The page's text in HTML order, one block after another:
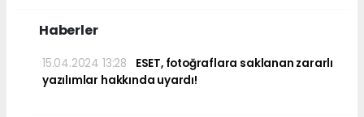
Haberler
15.04.2024 13:28
ESET, fotoğraflara saklanan zararlı
yazılımlar hakkında uyardı!